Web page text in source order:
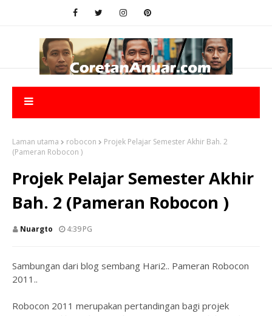
Laman utama robocon
Projek Pelajar Semester Akhir Bah. 2
(Pameran Robocon )
Projek Pelajar Semester Akhir
Bah. 2 (Pameran Robocon )
Nuargto 4:39 PG
Sambungan dari blog sembang Hari2.. Pameran Robocon
2011..
Robocon 2011 merupakan pertandingan bagi projek